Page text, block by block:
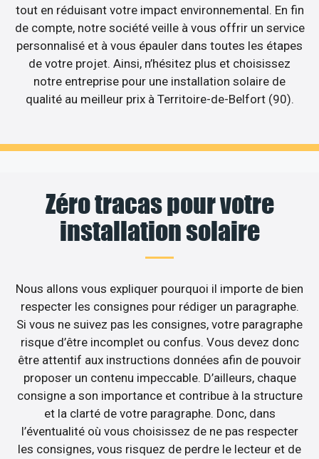
tout en réduisant votre impact environnemental. En fin
de compte, notre société veille à vous offrir un service
personnalisé et à vous épauler dans toutes les étapes
de votre projet. Ainsi, n’hésitez plus et choisissez
notre entreprise pour une installation solaire de
qualité au meilleur prix à Territoire-de-Belfort (90).
Zéro tracas pour votre
installation solaire
Nous allons vous expliquer pourquoi il importe de bien
respecter les consignes pour rédiger un paragraphe.
Si vous ne suivez pas les consignes, votre paragraphe
risque d’être incomplet ou confus. Vous devez donc
être attentif aux instructions données afin de pouvoir
proposer un contenu impeccable. D’ailleurs, chaque
consigne a son importance et contribue à la structure
et la clarté de votre paragraphe. Donc, dans
l’éventualité où vous choisissez de ne pas respecter
les consignes, vous risquez de perdre le lecteur et de